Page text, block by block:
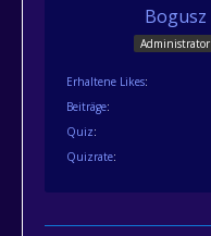
Bogusz
Administrator
Erhaltene Likes
Beiträge
Quiz
Quizrate